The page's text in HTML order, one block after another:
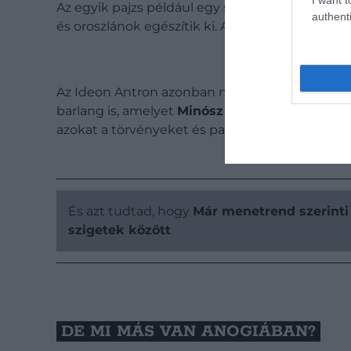
Az egyik pajzs például egy sast ábrázol, ami
és oroszlánok egészítik ki. A másik pajzson
Az Ideon Antron azonban nemcsak Zeusz
barlang is, amelyet Minósz király
azokat a törvényeket és parancsokat,
És azt tudtad, hogy Már menetrend
szigetek között
DE MI MÁS VAN ANOGIÁBAN?